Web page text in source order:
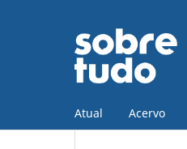
Atual Acervo